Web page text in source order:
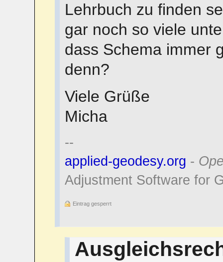
Lehrbuch zu finden
gar noch so viele
dass Schema immer
denn?
Viele Grüße
Micha
--
applied-geodesy.org -
Adjustment Software for
Eintrag gesperrt